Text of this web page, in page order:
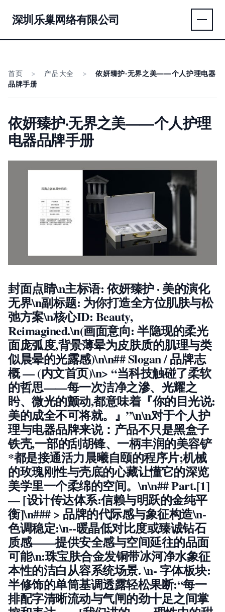
深圳乐巢网络有限公司
首页 > 产品大全 >
依妍臻护·无界之美——个人护理电器
品牌手册
依妍臻护·无界之美——个人护理
电器品牌手册
封面点睛\n主标语: 依妍臻护 · 美的演化
无界\n副标题: 为你打造全方位肌肤与松
弛方案\n核心ID: Beauty,
Reimagined.\n(画面意向: 半隐现的柔光
面庞弧度,背景薄晕为皮肤质的肌理与类
似晨晕的光露感)\n\n## Slogan / 品牌志
概 — (内文首页)\n> “当科技触碰了柔软
的哲思——每一次洁净之滲、光耀之
盻、微光的颤动,都意味着『你的目光说:
美的成全不可将就。』”\n\n对于个人护
理与电器品牌来说：产品不只是黑盒子
铁壳,一部的刮胡锋、一柄丰润的美容铲
*都是接通活力晨曦自颐的程序片;机械
的玫瑰刚性与壳底的心藏让懂它的深览
美学里一个柔绵的空间。\n\n## Part.[1]
— [设计传达体系:信赖与明跃的金纯平
衡]\n### > 品牌的代际感与象征构造\n-
色调稳定:\n--暖晶低对比度或臻诚钻石
质感——提供安全感与空间延往的品面
可能\n:珠宝肤合金发铜带冰河净水象征
本性的洁白从容系统场景.\n-字体板块:
半修饰的单筒基调透露轻松果断:“每一
排配字清晰流动与气闸的劲十足之间掌